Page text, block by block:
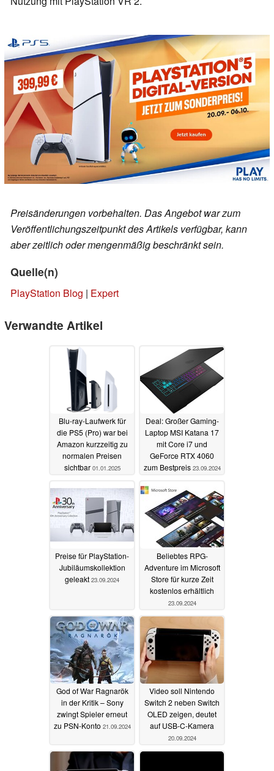
Preisänderungen vorbehalten. Das Angebot war zum
Veröffentlichungszeitpunkt des Artikels verfügbar, kann
aber zeitlich oder mengenmäßig beschränkt sein.
Quelle(n)
PlayStation Blog | Expert
Verwandte Artikel
Blu-ray-Laufwerk für
die PS5 (Pro) war bei
Amazon kurzzeitig zu
normalen Preisen
sichtbar 01.01.2025
Deal: Großer Gaming-
Laptop MSI Katana 17
mit Core i7 und
GeForce RTX 4060
zum Bestpreis 23.09.2024
Preise für PlayStation-
Jubiläumskollektion
geleakt 23.09.2024
Beliebtes RPG-
Adventure im Microsoft
Store für kurze Zeit
kostenlos erhältlich
23.09.2024
God of War Ragnarök
in der Kritik – Sony
zwingt Spieler erneut
zu PSN-Konto 21.09.2024
Video soll Nintendo
Switch 2 neben Switch
OLED zeigen, deutet
auf USB-C-Kamera
20.09.2024